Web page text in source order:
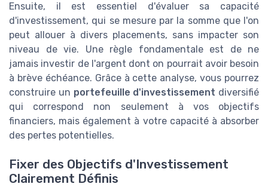
Ensuite, il est essentiel d'évaluer sa capacité
d'investissement, qui se mesure par la somme que l'on
peut allouer à divers placements, sans impacter son
niveau de vie. Une règle fondamentale est de ne
jamais investir de l'argent dont on pourrait avoir besoin
à brève échéance. Grâce à cette analyse, vous pourrez
construire un portefeuille d'investissement diversifié
qui correspond non seulement à vos objectifs
financiers, mais également à votre capacité à absorber
des pertes potentielles.
Fixer des Objectifs d'Investissement
Clairement Définis